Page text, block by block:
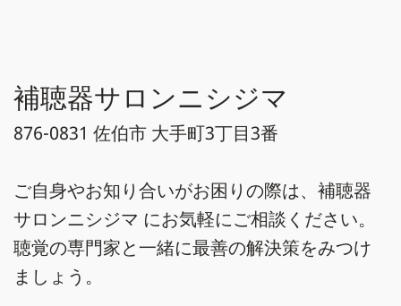
補聴器サロンニシジマ
876-0831 佐伯市 大手町3丁目3番
ご自身やお知り合いがお困りの際は、補聴器
サロンニシジマ にお気軽にご相談ください。
聴覚の専門家と一緒に最善の解決策をみつけ
ましょう。